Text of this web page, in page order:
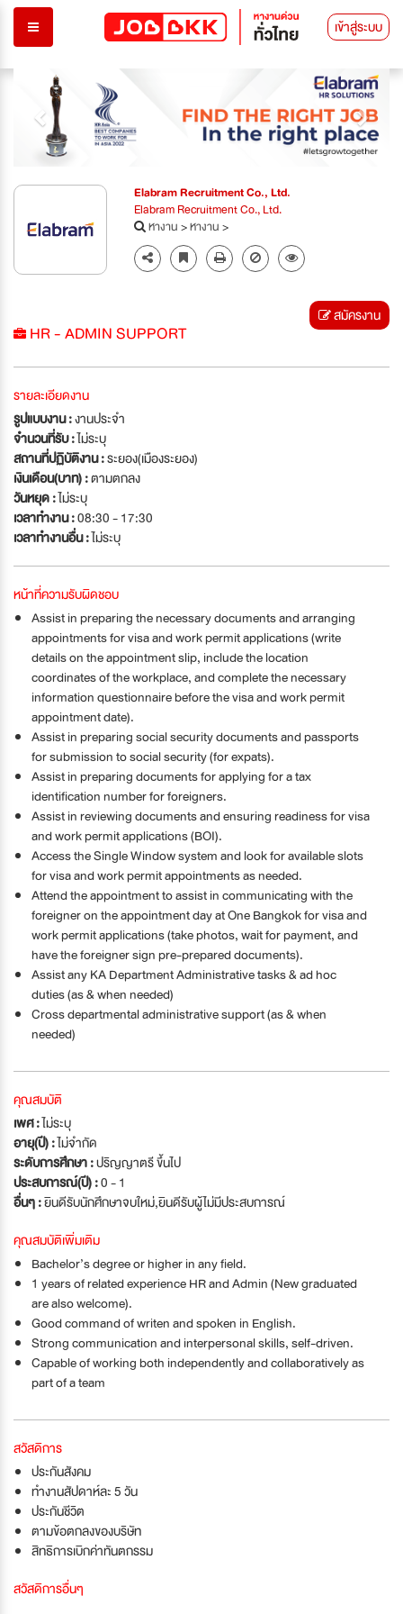
เข้าสู่ระบบ
Previous Next
Elabram Recruitment Co., Ltd.
Elabram Recruitment Co., Ltd.
หางาน>หางาน>
HR - ADMIN SUPPORT
สมัครงาน
รายละเอียดงาน
รูปแบบงาน :งานประจำ
จำนวนที่รับ :ไม่ระบุ
สถานที่ปฏิบัติงาน :ระยอง(เมืองระยอง)
เงินเดือน(บาท) :ตามตกลง
วันหยุด :ไม่ระบุ
เวลาทำงาน :08:30 - 17:30
เวลาทำงานอื่น :ไม่ระบุ
หน้าที่ความรับผิดชอบ
Assist in preparing the necessary documents and arranging
appointments for visa and work permit applications (write
details on the appointment slip, include the location
coordinates of the workplace, and complete the necessary
information questionnaire before the visa and work permit
appointment date).
Assist in preparing social security documents and passports
for submission to social security (for expats).
Assist in preparing documents for applying for a tax
identification number for foreigners.
Assist in reviewing documents and ensuring readiness for visa
and work permit applications (BOI).
Access the Single Window system and look for available slots
for visa and work permit appointments as needed.
Attend the appointment to assist in communicating with the
foreigner on the appointment day at One Bangkok for visa and
work permit applications (take photos, wait for payment, and
have the foreigner sign pre-prepared documents).
Assist any KA Department Administrative tasks & ad hoc
duties (as & when needed)
Cross departmental administrative support (as & when
needed)
คุณสมบัติ
เพศ :ไม่ระบุ
อายุ(ปี) :ไม่จำกัด
ระดับการศึกษา :ปริญญาตรี ขึ้นไป
ประสบการณ์(ปี) :0 - 1
อื่นๆ :ยินดีรับนักศึกษาจบใหม่,ยินดีรับผู้ไม่มีประสบการณ์
คุณสมบัติเพิ่มเติม
Bachelor’s degree or higher in any field.
1 years of related experience HR and Admin (New graduated
are also welcome).
Good command of writen and spoken in English.
Strong communication and interpersonal skills, self-driven.
Capable of working both independently and collaboratively as
part of a team
สวัสดิการ
ประกันสังคม
ทำงานสัปดาห์ละ 5 วัน
ประกันชีวิต
ตามข้อตกลงของบริษัท
สิทธิการเบิกค่าทันตกรรม
สวัสดิการอื่นๆ